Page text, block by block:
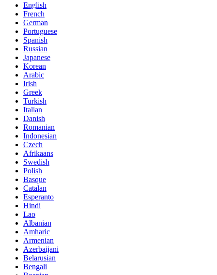
English
French
German
Portuguese
Spanish
Russian
Japanese
Korean
Arabic
Irish
Greek
Turkish
Italian
Danish
Romanian
Indonesian
Czech
Afrikaans
Swedish
Polish
Basque
Catalan
Esperanto
Hindi
Lao
Albanian
Amharic
Armenian
Azerbaijani
Belarusian
Bengali